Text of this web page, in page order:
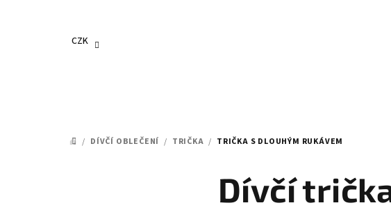
CZK
DOMŮ
/ DÍVČÍ OBLEČENÍ / TRIČKA / TRIČKA S DLOUHÝM RUKÁVEM
Dívčí